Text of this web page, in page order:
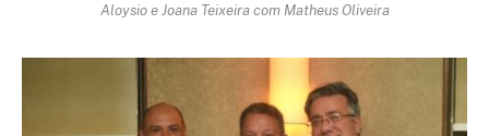
Aloysio e Joana Teixeira com Matheus Oliveira